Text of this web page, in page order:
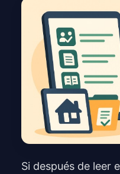
Si después de leer